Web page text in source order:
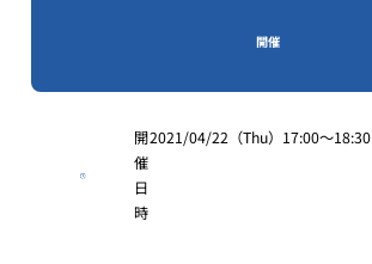
開催
開
催
日
時
2021/04/22（Thu）17:00〜18:30